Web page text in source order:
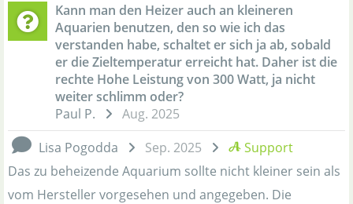
Kann man den Heizer auch an kleineren
Aquarien benutzen, den so wie ich das
verstanden habe, schaltet er sich ja ab, sobald
er die Zieltemperatur erreicht hat. Daher ist die
rechte Hohe Leistung von 300 Watt, ja nicht
weiter schlimm oder?
Paul P.
Aug. 2025
Lisa Pogodda
Sep. 2025
Support
Das zu beheizende Aquarium sollte nicht kleiner sein als
vom Hersteller vorgesehen und angegeben. Die